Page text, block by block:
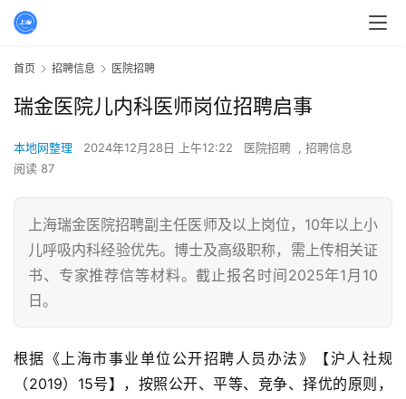
首页 招聘信息 医院招聘
瑞金医院儿内科医师岗位招聘启事
本地网整理 2024年12月28日 上午12:22 医院招聘 , 招聘信息
阅读 87
上海瑞金医院招聘副主任医师及以上岗位，10年以上小
儿呼吸内科经验优先。博士及高级职称，需上传相关证
书、专家推荐信等材料。截止报名时间2025年1月10
日。
根据《上海市事业单位公开招聘人员办法》【沪人社规
（2019）15号】，按照公开、平等、竞争、择优的原则，